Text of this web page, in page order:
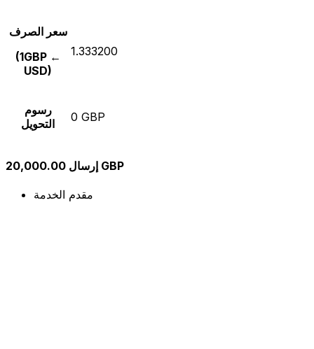
سعر الصرف
(1GBP ←
USD)
1.333200
رسوم
التحويل
0 GBP
إرسال 20,000.00 GBP
مقدم الخدمة